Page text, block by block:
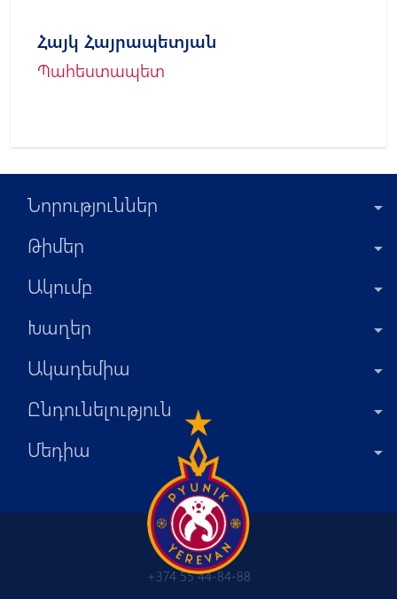
Հայկ Հայրապետյան
Պահեստապետ
Նորություններ
Թիմեր
Ակումբ
Խաղեր
Ակադեմիա
Ընդունելություն
Մեդիա
+374 55 44-84-88